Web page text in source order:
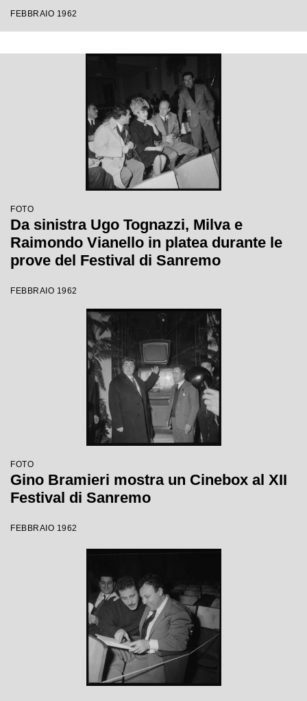
FEBBRAIO 1962
FOTO
Da sinistra Ugo Tognazzi, Milva e
Raimondo Vianello in platea durante le
prove del Festival di Sanremo
FEBBRAIO 1962
FOTO
Gino Bramieri mostra un Cinebox al XII
Festival di Sanremo
FEBBRAIO 1962